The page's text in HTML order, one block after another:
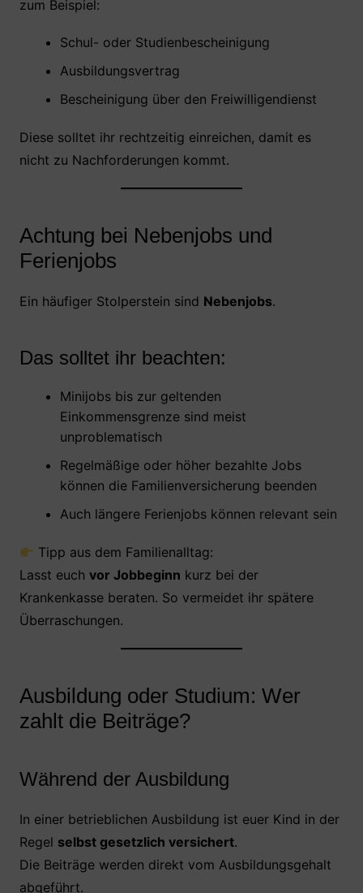
zum Beispiel:
Schul- oder Studienbescheinigung
Ausbildungsvertrag
Bescheinigung über den Freiwilligendienst
Diese solltet ihr rechtzeitig einreichen, damit es
nicht zu Nachforderungen kommt.
Achtung bei Nebenjobs und
Ferienjobs
Ein häufiger Stolperstein sind Nebenjobs.
Das solltet ihr beachten:
Minijobs bis zur geltenden
Einkommensgrenze sind meist
unproblematisch
Regelmäßige oder höher bezahlte Jobs
können die Familienversicherung beenden
Auch längere Ferienjobs können relevant sein
Tipp aus dem Familienalltag:
Lasst euch vor Jobbeginn kurz bei der
Krankenkasse beraten. So vermeidet ihr spätere
Überraschungen.
Ausbildung oder Studium: Wer
zahlt die Beiträge?
Während der Ausbildung
In einer betrieblichen Ausbildung ist euer Kind in der
Regel selbst gesetzlich versichert.
Die Beiträge werden direkt vom Ausbildungsgehalt
abgeführt.